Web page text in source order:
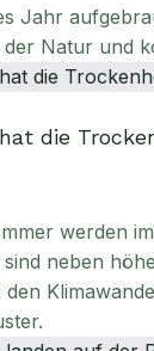
Jahr
Natur und
die
werden
neben